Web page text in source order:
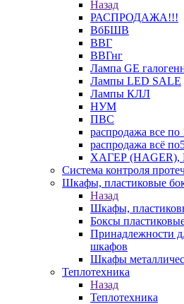
Назад
РАСПРОДАЖА!!!
ВбБШВ
ВВГ
ВВГнг
Лампа GE
Лампы LED SALE
Лампы КЛЛ
НУМ
ПВС
распродажа все по
распродажа всё
ХАГЕР (HAGER),
Система контроля
Шкафы, пластиковые
Назад
Шкафы,
Боксы
Принадлежности
шкафов
Шкафы
Теплотехника
Назад
Теплотехника